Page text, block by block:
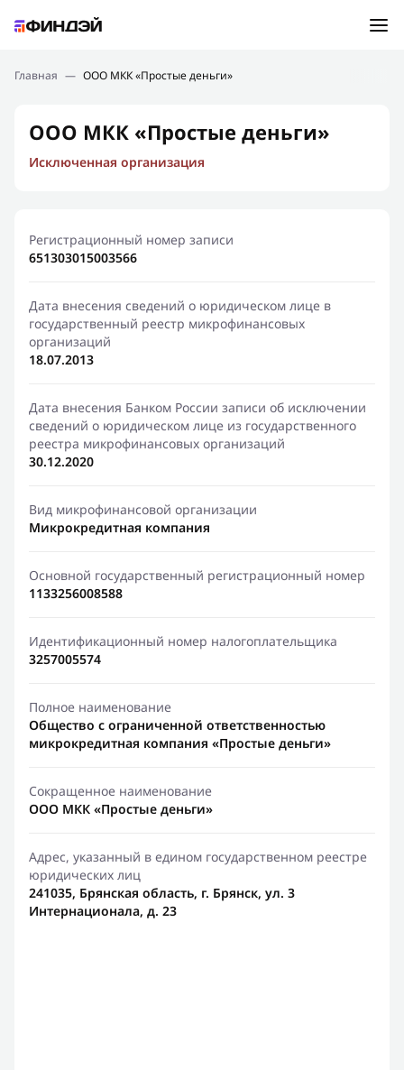
Подбор займа
Новости
Финансовое просвещение
Главная — ООО МКК «Простые деньги»
ООО МКК «Простые деньги»
Исключенная организация
Регистрационный номер записи
651303015003566
Дата внесения сведений о юридическом лице в
государственный реестр микрофинансовых
организаций
18.07.2013
Дата внесения Банком России записи об исключении
сведений о юридическом лице из государственного
реестра микрофинансовых организаций
30.12.2020
Вид микрофинансовой организации
Микрокредитная компания
Основной государственный регистрационный номер
1133256008588
Идентификационный номер налогоплательщика
3257005574
Полное наименование
Общество с ограниченной ответственностью
микрокредитная компания «Простые деньги»
Сокращенное наименование
ООО МКК «Простые деньги»
Адрес, указанный в едином государственном реестре
юридических лиц
241035, Брянская область, г. Брянск, ул. 3
Интернационала, д. 23
Ошибка:Контактная форма не найдена.
Спасибо, что написали нам
Мы свяжемся с Вами в ближайшее время и сообщим
результат
Отправить новый запрос